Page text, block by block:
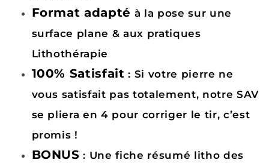
Format adapté à la pose sur une
surface plane & aux pratiques
Lithothérapie
100% Satisfait : Si votre pierre ne
vous satisfait pas totalement, notre SAV
se pliera en 4 pour corriger le tir, c’est
promis !
BONUS : Une fiche résumé litho des